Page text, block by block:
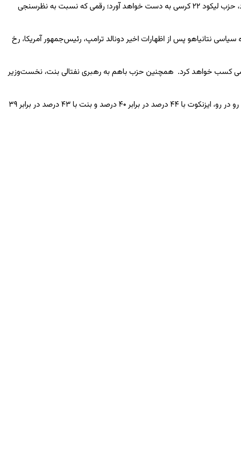
بر اساس نظرسنجی مؤسسه تحقیقات لازار که برای روزنامه معاریو انجام شده و روز جمعه ۱۲ ژوئن منتشر شد، اگر انتخابات امروز برگزار شود، حزب لیکود ۲۲ کرسی به دست خواهد آورد؛ رقمی که نسبت به نظرسنجی
نتانیاهو پس از اظهارات اخیر دونالد ترامپ، رئیس‌جمهور آمریکا، رخ
این نظرسنجی، حزب یاشار به رهبری گادی ایزنکوت، رئیس پیشین ستاد کل ارتش اسرائیل، در صورت برگزاری انتخابات ۲۰ کرسی کسب خواهد کرد. همچنین حزب باهم به رهبری نفتالی بنت، نخست‌وزیر
این نظرسنجی همچنین نشان می‌دهد هر دو رقیب در رقابت مستقیم برای تصدی سمت نخست‌وزیری از نتانیاهو پیشی گرفته‌اند. در رقابت رو در رو، ایزنکوت با ۴۴ درصد در برابر ۴۰ درصد و بنت با ۴۳ درصد در برابر ۳۹